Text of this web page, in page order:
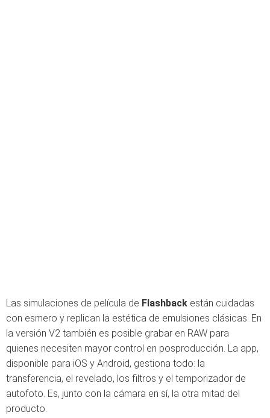
Las simulaciones de película de Flashback están cuidadas
con esmero y replican la estética de emulsiones clásicas. En
la versión V2 también es posible grabar en RAW para
quienes necesiten mayor control en posproducción. La app,
disponible para iOS y Android, gestiona todo: la
transferencia, el revelado, los filtros y el temporizador de
autofoto. Es, junto con la cámara en sí, la otra mitad del
producto.